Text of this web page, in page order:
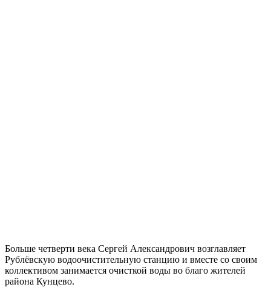
Больше четверти века Сергей Александрович возглавляет
Рублёвскую водоочистительную станцию и вместе со своим
коллективом занимается очисткой воды во благо жителей
района Кунцево.